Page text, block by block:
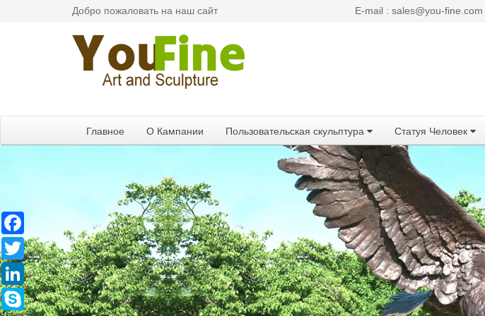
Добро пожаловать на наш сайт E-mail : sales@you-fine.com
Главное О Кампании Пользовательская скульптура Статуя Человек
Twitter
LinkedIn
Skype